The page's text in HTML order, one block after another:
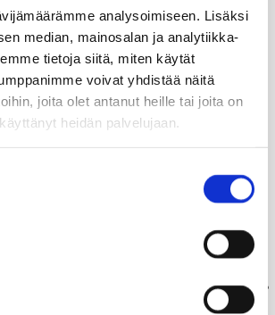
analysoimiseen. Lisäksi
median, mainosalan ja analytiikka-
tietoja siitä, miten käytät
voivat yhdistää näitä
joita olet antanut heille tai joita on
heidän palvelujaan.
vanhemmat
takana
nostaa esiin vanhempansa, jotka aina
minulle ”eihän noin voi tehdä!”. Uskon,
tapaa lahjakkaita, ja on todella tärkeää